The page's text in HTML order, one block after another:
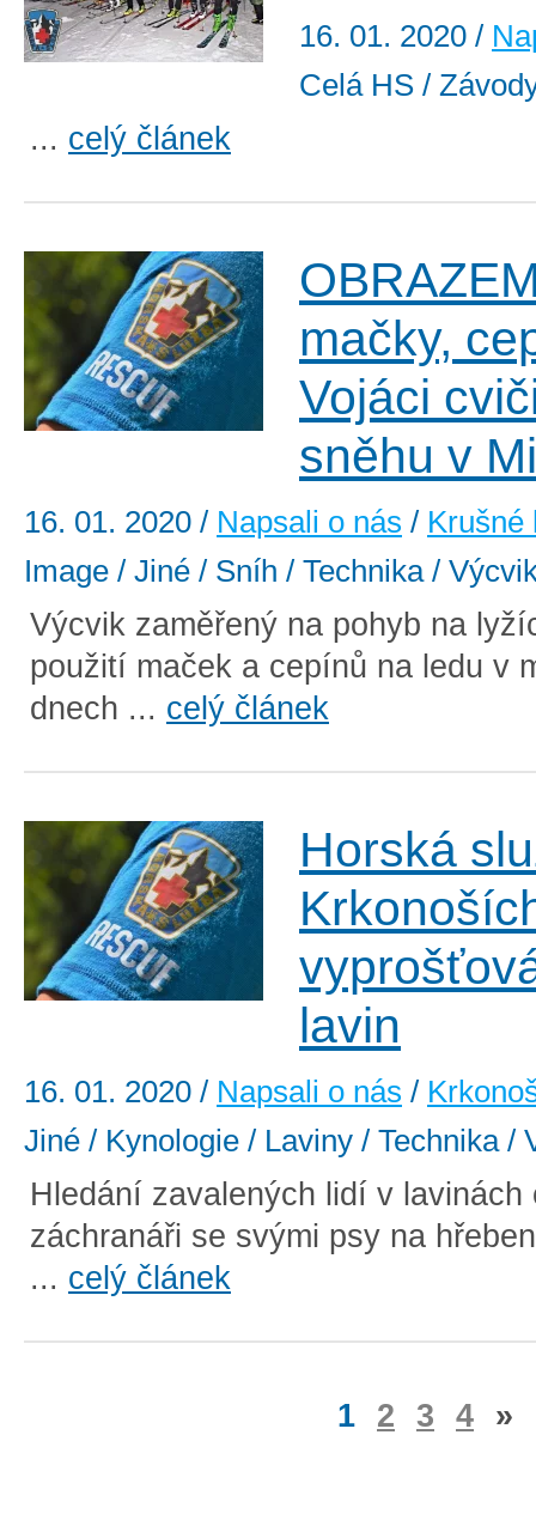
16. 01. 2020 /
Celá HS /
... celý článek
mačky,
Vojáci
sněhu v
16. 01. 2020 / Napsali o nás / Krušné
Image / Jiné / Sníh / Technika /
Výcvik zaměřený na pohyb na
použití maček a cepínů na ledu v
dnech ... celý článek
Horská
lavin
16. 01. 2020 / Napsali o nás /
Jiné / Kynologie / Laviny / Technika /
Hledání zavalených lidí v lavinách
záchranáři se svými psy na
... celý článek
1 2 3 4 »